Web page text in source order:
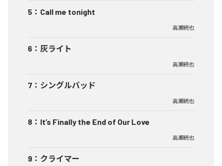
5 ： Call me tonight
高瀬統也
6 ： 灰ライト
高瀬統也
7 ： シングルバッド
高瀬統也
8 ： It’s Finally the End of Our Love
高瀬統也
9 ： クライマー